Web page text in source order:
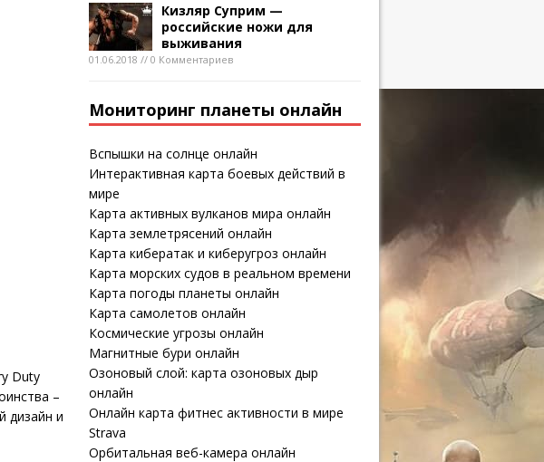
Duty
–
дизайн и
Кизляр Суприм —
российские ножи для
выживания
01.06.2018 // 0 Комментариев
Мониторинг планеты онлайн
Вспышки на солнце онлайн
Интерактивная карта боевых действий в
мире
Карта активных вулканов мира онлайн
Карта землетрясений онлайн
Карта кибератак и киберугроз онлайн
Карта морских судов в реальном времени
Карта погоды планеты онлайн
Карта самолетов онлайн
Космические угрозы онлайн
Магнитные бури онлайн
Озоновый слой: карта озоновых дыр
онлайн
Онлайн карта фитнес активности в мире
Strava
Орбитальная веб-камера онлайн